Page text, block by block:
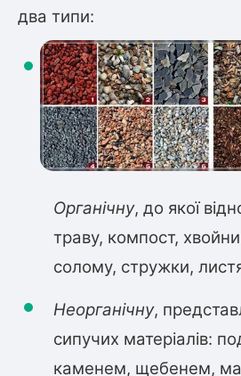
Айва
Хурма
Шовковиця
Абрикос
Обліпиха
Кизил
Азалія
Штамбові троянди
Бузок
Жасмин (Чубушник)
Будлея
Лавровишня
Кизильник
Калина
Піраканта
Багаторічні рослини
Молодило (Кам'яні
М'ята
два типи:
Органічну, до якої
траву, компост,
солому, стружки,
Неорганічну,
сипучих матеріалів:
каменем, щебенем,